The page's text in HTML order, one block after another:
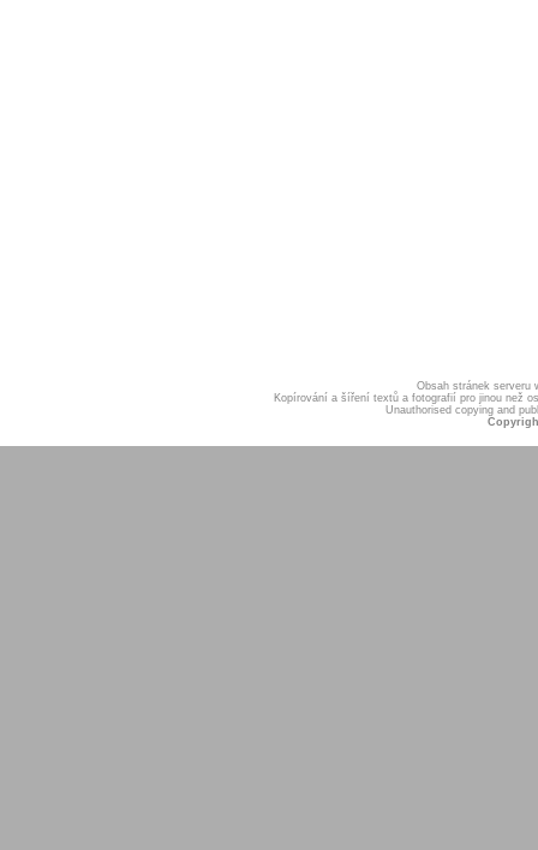
Obsah stránek serveru
Kopírování a šíření textů a fotografií pro jinou než
Unauthorised copying and